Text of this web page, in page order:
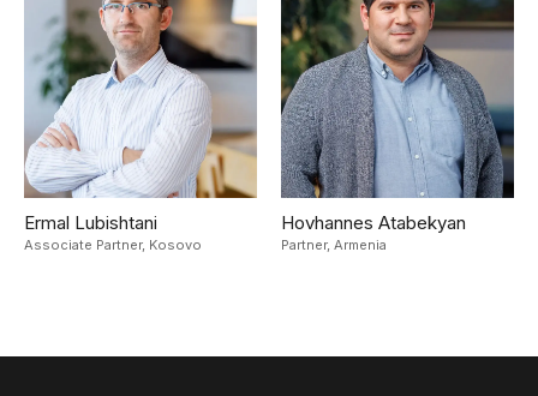
Ermal Lubishtani
Associate Partner, Kosovo
Hovhannes Atabekyan
Partner, Armenia